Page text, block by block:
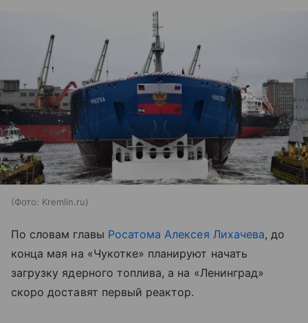
(Фото: Kremlin.ru)
По словам главы Росатома Алексея Лихачева, до
конца мая на «Чукотке» планируют начать
загрузку ядерного топлива, а на «Ленинград»
скоро доставят первый реактор.